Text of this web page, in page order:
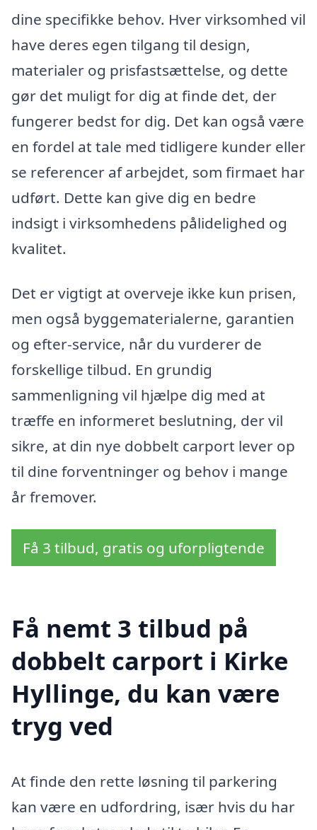
dine specifikke behov. Hver virksomhed vil
have deres egen tilgang til design,
materialer og prisfastsættelse, og dette
gør det muligt for dig at finde det, der
fungerer bedst for dig. Det kan også være
en fordel at tale med tidligere kunder eller
se referencer af arbejdet, som firmaet har
udført. Dette kan give dig en bedre
indsigt i virksomhedens pålidelighed og
kvalitet.
Det er vigtigt at overveje ikke kun prisen,
men også byggematerialerne, garantien
og efter-service, når du vurderer de
forskellige tilbud. En grundig
sammenligning vil hjælpe dig med at
træffe en informeret beslutning, der vil
sikre, at din nye dobbelt carport lever op
til dine forventninger og behov i mange
år fremover.
Få 3 tilbud, gratis og uforpligtende
Få nemt 3 tilbud på
dobbelt carport i Kirke
Hyllinge, du kan være
tryg ved
At finde den rette løsning til parkering
kan være en udfordring, især hvis du har